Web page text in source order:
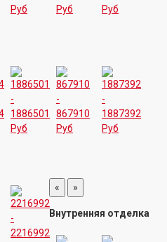
« »
Внутренняя отделка